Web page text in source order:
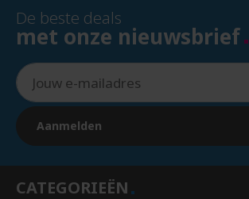
De beste deals
met onze nieuwsbrief
Aanmelden
CATEGORIEËN